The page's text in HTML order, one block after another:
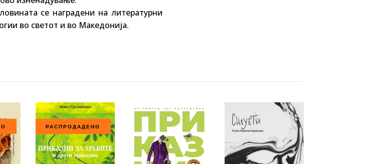
се наградени на литературни
во светот и во Македонија.
РАСПРОДАДЕНО